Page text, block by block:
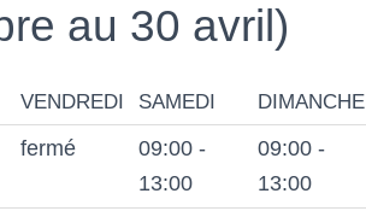
au 30 avril)
VENDREDI SAMEDI DIMANCHE
fermé
09:00 -
13:00
09:00 -
13:00